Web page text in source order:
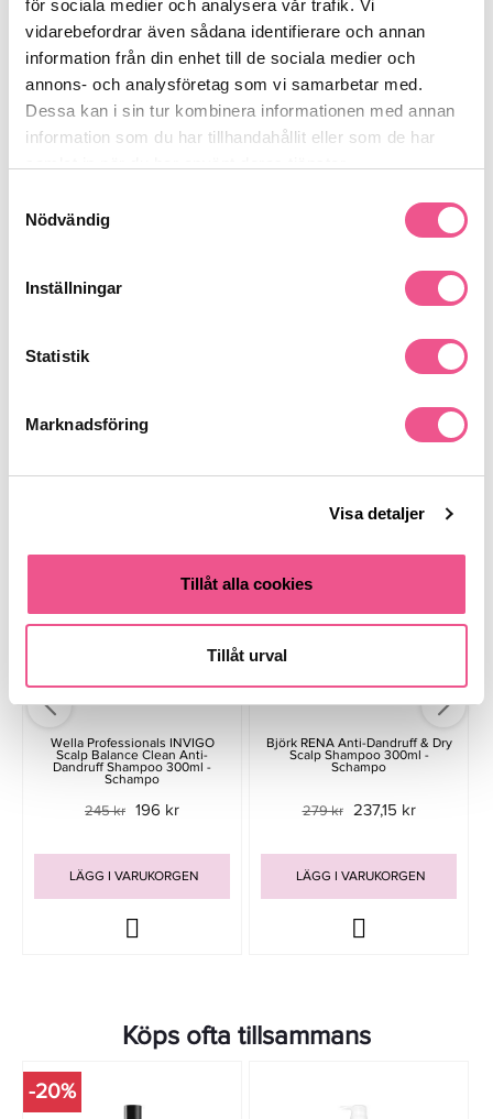
för sociala medier och analysera vår trafik. Vi
vidarebefordrar även sådana identifierare och annan
information från din enhet till de sociala medier och
annons- och analysföretag som vi samarbetar med.
Dessa kan i sin tur kombinera informationen med annan
information som du har tillhandahållit eller som de har
Nödvändig
Inställningar
Statistik
Marknadsföring
Visa detaljer
Tillåt alla cookies
Tillåt urval
Söker ett skonsamt men effektivt schampo för daglig
användning
Se mer
Liknande produkter
Wella Professionals INVIGO
Scalp Balance Clean Anti-
Dandruff Shampoo 300ml -
Schampo
245 kr 196 kr
LÄGG I VARUKORGEN
Björk RENA Anti-Dandruff & Dry
Scalp Shampoo 300ml -
Schampo
279 kr 237,15 kr
LÄGG I VARUKORGEN
Köps ofta tillsammans
-20%